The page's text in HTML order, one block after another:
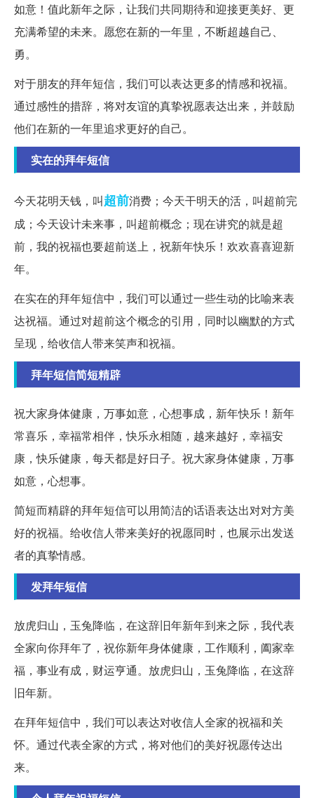
如意！值此新年之际，让我们共同期待和迎接更美好、更
充满希望的未来。愿您在新的一年里，不断超越自己、
勇。
对于朋友的拜年短信，我们可以表达更多的情感和祝福。
通过感性的措辞，将对友谊的真挚祝愿表达出来，并鼓励
他们在新的一年里追求更好的自己。
实在的拜年短信
今天花明天钱，叫超前消费；今天干明天的活，叫超前完
成；今天设计未来事，叫超前概念；现在讲究的就是超
前，我的祝福也要超前送上，祝新年快乐！欢欢喜喜迎新
年。
在实在的拜年短信中，我们可以通过一些生动的比喻来表
达祝福。通过对超前这个概念的引用，同时以幽默的方式
呈现，给收信人带来笑声和祝福。
拜年短信简短精辟
祝大家身体健康，万事如意，心想事成，新年快乐！新年
常喜乐，幸福常相伴，快乐永相随，越来越好，幸福安
康，快乐健康，每天都是好日子。祝大家身体健康，万事
如意，心想事。
简短而精辟的拜年短信可以用简洁的话语表达出对对方美
好的祝福。给收信人带来美好的祝愿同时，也展示出发送
者的真挚情感。
发拜年短信
放虎归山，玉兔降临，在这辞旧年新年到来之际，我代表
全家向你拜年了，祝你新年身体健康，工作顺利，阖家幸
福，事业有成，财运亨通。放虎归山，玉兔降临，在这辞
旧年新。
在拜年短信中，我们可以表达对收信人全家的祝福和关
怀。通过代表全家的方式，将对他们的美好祝愿传达出
来。